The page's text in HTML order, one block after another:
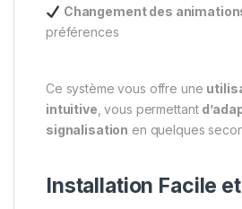
Changement des
préférences
Ce système vous offre une
intuitive , vous permettant
signalisation en quelques
Installation Facile